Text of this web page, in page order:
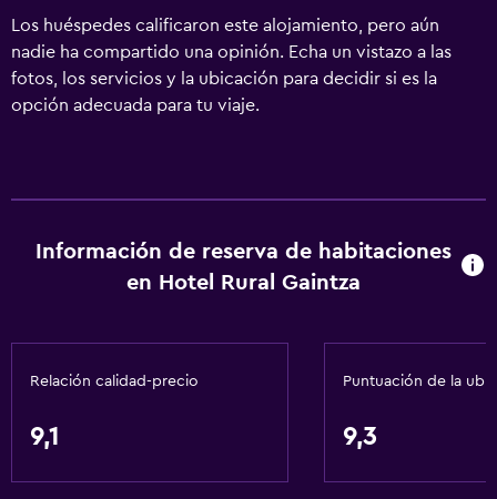
Los huéspedes calificaron este alojamiento, pero aún
nadie ha compartido una opinión. Echa un vistazo a las
fotos, los servicios y la ubicación para decidir si es la
opción adecuada para tu viaje.
Información de reserva de habitaciones
en Hotel Rural Gaintza
Relación calidad-precio
9,1
Puntuación de la
9,3